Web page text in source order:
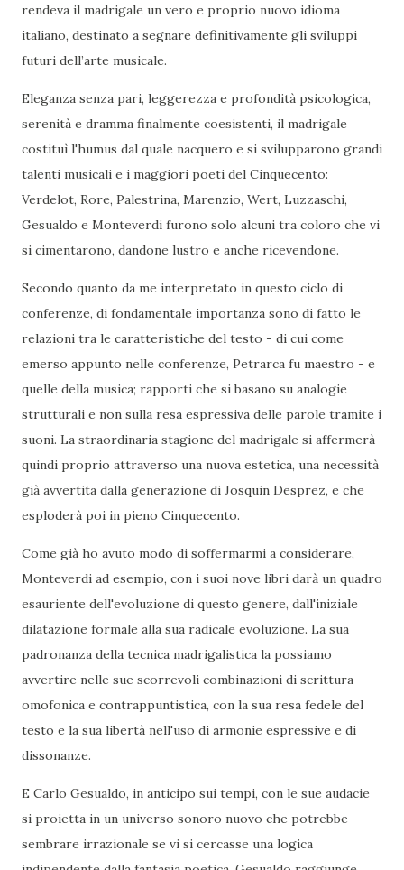
rendeva il madrigale un vero e proprio nuovo idioma
italiano, destinato a segnare definitivamente gli sviluppi
futuri dell’arte musicale.
Eleganza senza pari, leggerezza e profondità psicologica,
serenità e dramma finalmente coesistenti, il madrigale
costituì l'humus dal quale nacquero e si svilupparono grandi
talenti musicali e i maggiori poeti del Cinquecento:
Verdelot, Rore, Palestrina, Marenzio, Wert, Luzzaschi,
Gesualdo e Monteverdi furono solo alcuni tra coloro che vi
si cimentarono, dandone lustro e anche ricevendone.
Secondo quanto da me interpretato in questo ciclo di
conferenze, di fondamentale importanza sono di fatto le
relazioni tra le caratteristiche del testo - di cui come
emerso appunto nelle conferenze, Petrarca fu maestro - e
quelle della musica; rapporti che si basano su analogie
strutturali e non sulla resa espressiva delle parole tramite i
suoni. La straordinaria stagione del madrigale si affermerà
quindi proprio attraverso una nuova estetica, una necessità
già avvertita dalla generazione di Josquin Desprez, e che
esploderà poi in pieno Cinquecento.
Come già ho avuto modo di soffermarmi a considerare,
Monteverdi ad esempio, con i suoi nove libri darà un quadro
esauriente dell'evoluzione di questo genere, dall'iniziale
dilatazione formale alla sua radicale evoluzione. La sua
padronanza della tecnica madrigalistica la possiamo
avvertire nelle sue scorrevoli combinazioni di scrittura
omofonica e contrappuntistica, con la sua resa fedele del
testo e la sua libertà nell'uso di armonie espressive e di
dissonanze.
E Carlo Gesualdo, in anticipo sui tempi, con le sue audacie
si proietta in un universo sonoro nuovo che potrebbe
sembrare irrazionale se vi si cercasse una logica